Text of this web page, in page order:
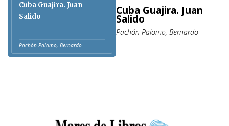
Cuba Guajira. Juan
Salido
Pachón Palomo, Bernardo
Cuba Guajira. Juan
Salido
Pachón Palomo, Bernardo